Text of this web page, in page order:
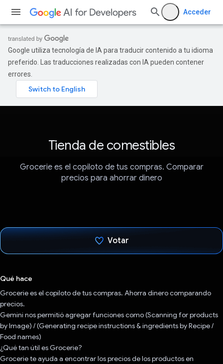
Acceder
Google utiliza tecnología de IA para traducir contenido a tu idioma
preferido. Las traducciones realizadas con IA pueden contener
errores.
Tienda de comestibles
Grocerie es el copiloto de tus compras. Comparar
precios para ahorrar dinero
Votar
Qué hace
Grocerie es el copiloto de tus compras. Ahorra dinero comparando
precios.
Gemini nos permitió agregar funciones como (Scanning for products
by Image) / (Generating recipe instructions & ingredients by Recipe /
Food names)
¿Qué tan útil es Grocerie?
Grocerie te ayuda a encontrar los precios de los productos en